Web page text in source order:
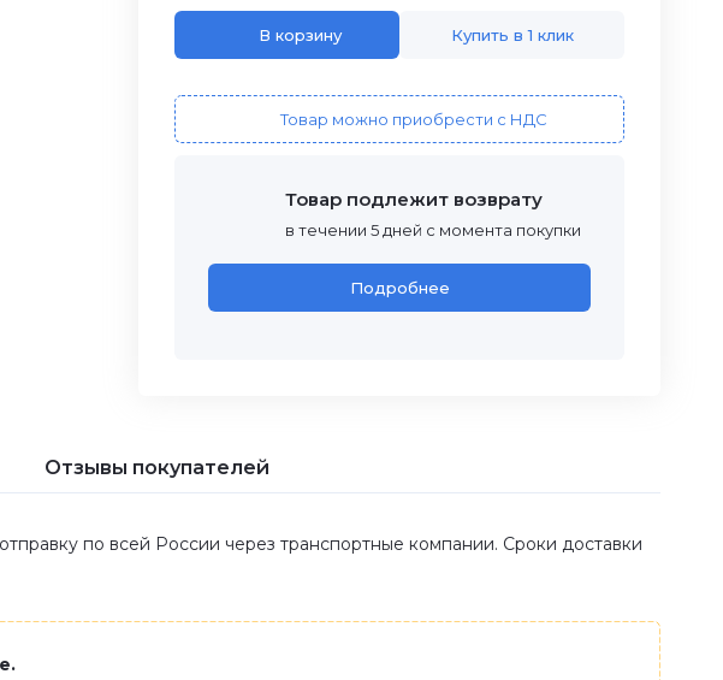
В корзину Купить в 1 клик
Товар можно приобрести с НДС
Товар подлежит возврату
в течении 5 дней с момента покупки
Подробнее
Отзывы покупателей
по всей России через транспортные компании. Сроки доставки